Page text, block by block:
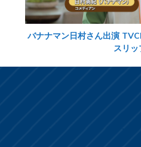
バナナマン日村さん出演
スリ